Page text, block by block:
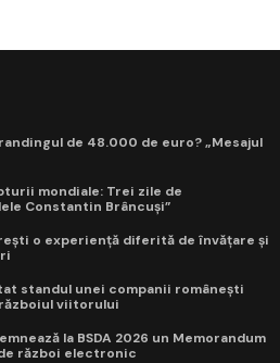
de 48.000 de euro? „Mesajul
mondiale: Trei zile de
Constantin Brâncuși”
o experiență diferită de învățare și
standul unei companii românești
viitorului
la BSDA 2026 un Memorandum
război electronic